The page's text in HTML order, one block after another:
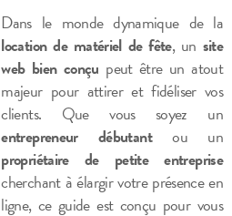
Dans le monde dynamique de la
location de matériel de fête, un site
web bien conçu peut être un atout
majeur pour attirer et fidéliser vos
clients. Que vous soyez un
entrepreneur débutantou un
propriétaire de petite entreprise
cherchant à élargir votre présence en
ligne, ce guide est conçu pour vous